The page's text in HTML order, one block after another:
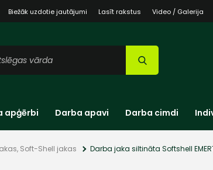
Biežāk uzdotie jautājumi Lasīt rakstus Video / Galerija
apģērbi Darba apavi Darba cimdi
Soft-Shell jakas Darba jaka siltināta Softshell